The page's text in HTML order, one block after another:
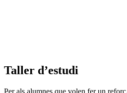
Taller d’estudi
Per als alumnes que volen fer un